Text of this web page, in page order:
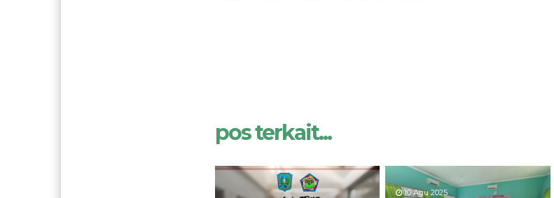
pos terkait...
10 Agu 2025